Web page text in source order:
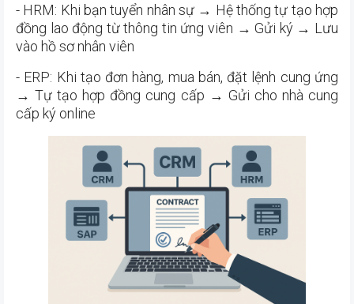
- HRM: Khi bạn tuyển nhân sự → Hệ thống tự tạo hợp
đồng lao động từ thông tin ứng viên → Gửi ký → Lưu
vào hồ sơ nhân viên
- ERP: Khi tạo đơn hàng, mua bán, đặt lệnh cung ứng
→ Tự tạo hợp đồng cung cấp → Gửi cho nhà cung
cấp ký online